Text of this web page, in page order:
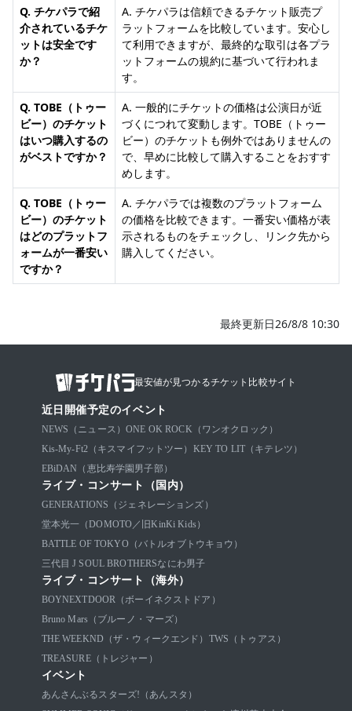
Q. チケパラで紹
介されているチケ
ットは安全です
か？
A. チケパラは信頼できるチケット販売プ
ラットフォームを比較しています。安心し
て利用できますが、最終的な取引は各プラ
ットフォームの規約に基づいて行われま
す。
Q. TOBE（トゥー
ビー）のチケット
はいつ購入するの
がベストですか？
A. 一般的にチケットの価格は公演日が近
づくにつれて変動します。TOBE（トゥー
ビー）のチケットも例外ではありませんの
で、早めに比較して購入することをおすす
めします。
Q. TOBE（トゥー
ビー）のチケット
はどのプラットフ
ォームが一番安い
ですか？
A. チケパラでは複数のプラットフォーム
の価格を比較できます。一番安い価格が表
示されるものをチェックし、リンク先から
購入してください。
最終更新日26/8/8 10:30
最安値が見つかるチケット比較サイト
近日開催予定のイベント
NEWS（ニュース） ONE OK ROCK（ワンオクロック）
Kis-My-Ft2（キスマイフットツー） KEY TO LIT（キテレツ）
EBiDAN（恵比寿学園男子部）
ライブ・コンサート（国内）
GENERATIONS（ジェネレーションズ）
堂本光一（DOMOTO／旧KinKi Kids）
BATTLE OF TOKYO（バトルオブトウキョウ）
三代目 J SOUL BROTHERSなにわ男子
ライブ・コンサート（海外）
BOYNEXTDOOR（ボーイネクストドア）
Bruno Mars（ブルーノ・マーズ）
THE WEEKND（ザ・ウィークエンド） TWS（トゥアス）
TREASURE（トレジャー）
イベント
あんさんぶるスターズ!（あんスタ）